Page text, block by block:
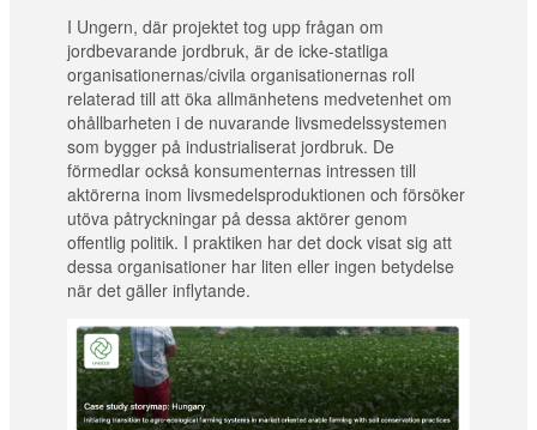
I Ungern, där projektet tog upp frågan om
jordbevarande jordbruk, är de icke-statliga
organisationernas/civila organisationernas roll
relaterad till att öka allmänhetens medvetenhet om
ohållbarheten i de nuvarande livsmedelssystemen
som bygger på industrialiserat jordbruk. De
förmedlar också konsumenternas intressen till
aktörerna inom livsmedelsproduktionen och försöker
utöva påtryckningar på dessa aktörer genom
offentlig politik. I praktiken har det dock visat sig att
dessa organisationer har liten eller ingen betydelse
när det gäller inflytande.